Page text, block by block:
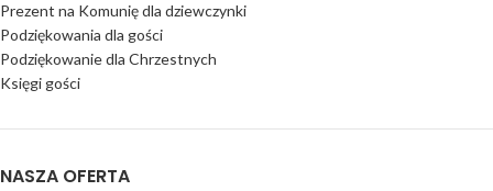
Prezent na Komunię dla dziewczynki
Podziękowania dla gości
Podziękowanie dla Chrzestnych
Księgi gości
NASZA OFERTA